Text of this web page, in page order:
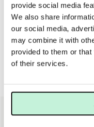
provide social media
We also share
our social media,
may combine it with
provided to them or
of their services.
Lägg Lip Pencil längs
Lipstick för att fördjupa